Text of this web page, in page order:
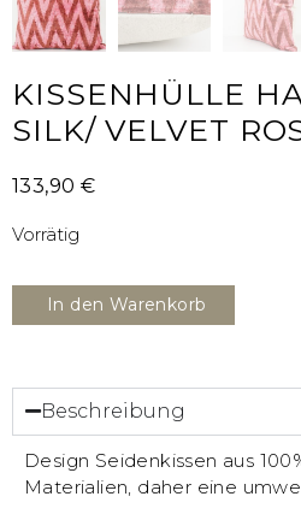
KISSENHÜLLE
SILK/ VELVET
133,90 €
Vorrätig
In den Warenkorb
Beschreibung
Design Seidenkissen aus
Materialien, daher eine